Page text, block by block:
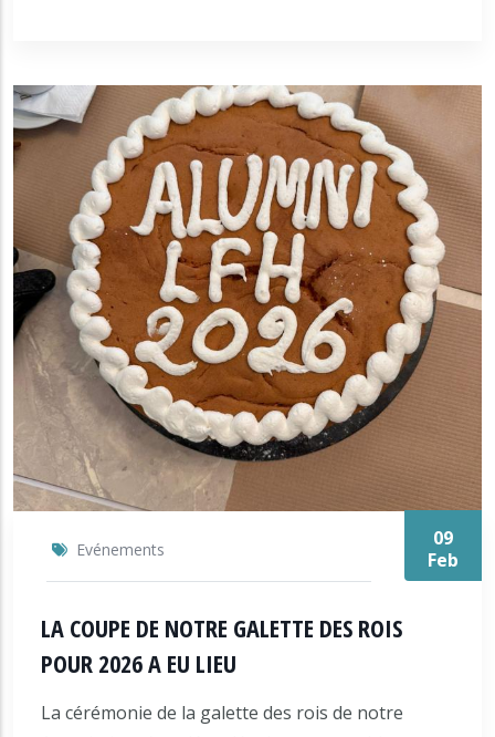
Evénements
09
Feb
LΑ COUPE DE NOTRE GALETTE DES ROIS
POUR 2026 A EU LIEU
La cérémonie de la galette des rois de notre